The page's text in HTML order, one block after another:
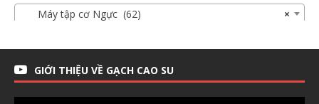
×
Máy tập cơ Ngực (62)
GIỚI THIỆU VỀ GẠCH CAO SU